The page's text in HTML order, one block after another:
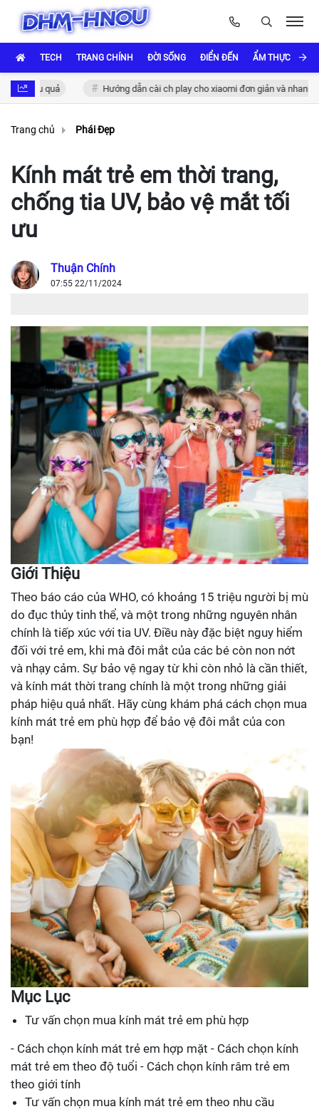
TECH TRANG CHÍNH ĐỜI SỐNG ĐIỂN ĐẾN ẨM THỰC VÀ
quả Hướng dẫn cài ch play cho xiaomi đơn giản và nhanh chóng
Trang chủ Phái Đẹp
Kính mát trẻ em thời trang,
chống tia UV, bảo vệ mắt tối
ưu
Thuận Chính
07:55 22/11/2024
Giới Thiệu
Theo báo cáo của WHO, có khoảng 15 triệu người bị mù
do đục thủy tinh thể, và một trong những nguyên nhân
chính là tiếp xúc với tia UV. Điều này đặc biệt nguy hiểm
đối với trẻ em, khi mà đôi mắt của các bé còn non nớt
và nhạy cảm. Sự bảo vệ ngay từ khi còn nhỏ là cần thiết,
và kính mát thời trang chính là một trong những giải
pháp hiệu quả nhất. Hãy cùng khám phá cách chọn mua
kính mát trẻ em phù hợp để bảo vệ đôi mắt của con
bạn!
Mục Lục
Tư vấn chọn mua kính mát trẻ em phù hợp
- Cách chọn kính mát trẻ em hợp mặt - Cách chọn kính
mát trẻ em theo độ tuổi - Cách chọn kính râm trẻ em
theo giới tính
Tư vấn chọn mua kính mát trẻ em theo nhu cầu